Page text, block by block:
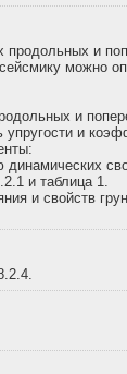
продольных и
можно
и
упругости и
и таблица 1.
и свойств